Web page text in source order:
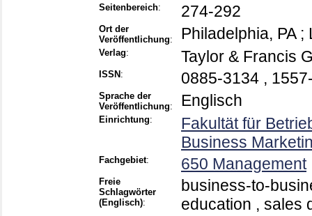
Seitenbereich: 274-292
Ort der
Veröffentlichung: Philadelphia, PA ;
Verlag: Taylor & Francis
ISSN : 0885-3134 ,
Sprache der
Veröffentlichung: Englisch
Einrichtung:
Fakultät für
Business
Fachgebiet: 650 Management
Freie
Schlagwörter
(Englisch):
business-to-
education , sales